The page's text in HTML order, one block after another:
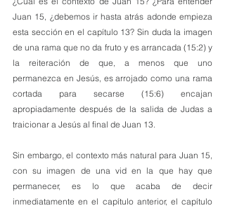
Juan 15, ¿debemos ir hasta atrás adonde empieza
esta sección en el capítulo 13? Sin duda la imagen
de una rama que no da fruto y es arrancada (15:2) y
la reiteración de que, a menos que uno
permanezca en Jesús, es arrojado como una rama
cortada para secarse (15:6) encajan
apropiadamente después de la salida de Judas a
traicionar a Jesús al final de Juan 13.
Sin embargo, el contexto más natural para Juan 15,
con su imagen de una vid en la que hay que
permanecer, es lo que acaba de decir
inmediatamente en el capítulo anterior, el capítulo